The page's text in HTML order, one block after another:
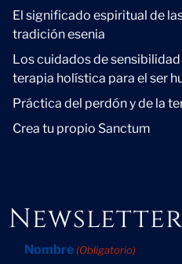
El significado espiritual de
tradición esenia
Los cuidados de sensibilidad
terapia holística para el ser
Práctica del perdón y de la
Crea tu propio Sanctum
Newsletter
Nombre (Obligatorio)